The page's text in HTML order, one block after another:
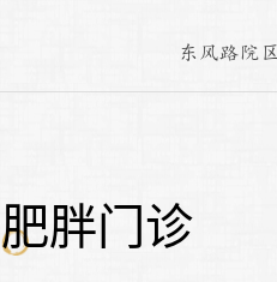
东风路院区
肥胖门诊